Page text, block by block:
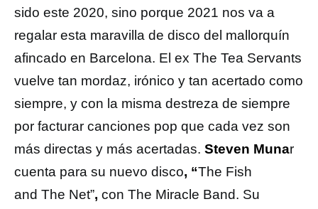
sido este 2020, sino porque 2021 nos va a
regalar esta maravilla de disco del mallorquín
afincado en Barcelona. El ex The Tea Servants
vuelve tan mordaz, irónico y tan acertado como
siempre, y con la misma destreza de siempre
por facturar canciones pop que cada vez son
más directas y más acertadas. Steven Munar
cuenta para su nuevo disco, “The Fish
and The Net”, con The Miracle Band. Su